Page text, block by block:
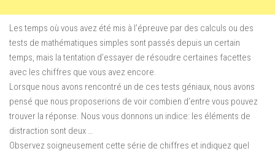
Les temps où vous avez été mis à l’épreuve par des calculs ou des
tests de mathématiques simples sont passés depuis un certain
temps, mais la tentation d’essayer de résoudre certaines facettes
avec les chiffres que vous avez encore.
Lorsque nous avons rencontré un de ces tests géniaux, nous avons
pensé que nous proposerions de voir combien d’entre vous pouvez
trouver la réponse. Nous vous donnons un indice: les éléments de
distraction sont deux …
Observez soigneusement cette série de chiffres et indiquez quel